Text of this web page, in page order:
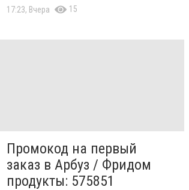
17:23, Вчера 15
Промокод на первый
заказ в Арбуз / Фридом
продукты: 575851